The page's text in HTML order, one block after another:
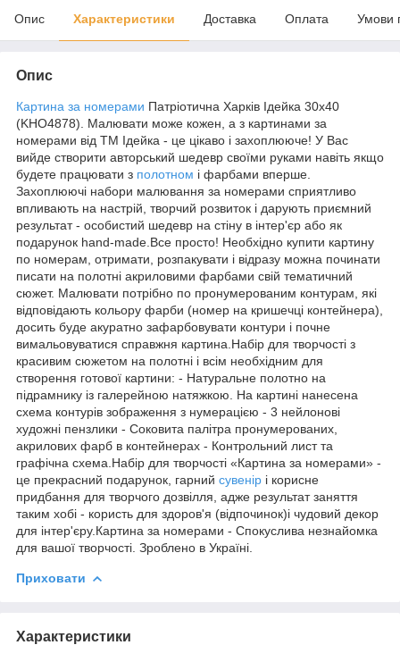
Опис Характеристики Доставка Оплата Умови
Опис
Картина за номерами Патріотична Харків Ідейка 30х40
(KHO4878). Малювати може кожен, а з картинами за
номерами від ТМ Ідейка - це цікаво і захоплююче! У Вас
вийде створити авторський шедевр своїми руками навіть якщо
будете працювати з полотном і фарбами вперше.
Захоплюючі набори малювання за номерами сприятливо
впливають на настрій, творчий розвиток і дарують приємний
результат - особистий шедевр на стіну в інтер'єр або як
подарунок hand-made.Все просто! Необхідно купити картину
по номерам, отримати, розпакувати і відразу можна починати
писати на полотні акриловими фарбами свій тематичний
сюжет. Малювати потрібно по пронумерованим контурам, які
відповідають кольору фарби (номер на кришечці контейнера),
досить буде акуратно зафарбовувати контури і почне
вимальовуватися справжня картина.Набір для творчості з
красивим сюжетом на полотні і всім необхідним для
створення готової картини: - Натуральне полотно на
підрамнику із галерейною натяжкою. На картині нанесена
схема контурів зображення з нумерацією - 3 нейлонові
художні пензлики - Соковита палітра пронумерованих,
акрилових фарб в контейнерах - Контрольний лист та
графічна схема.Набір для творчості «Картина за номерами» -
це прекрасний подарунок, гарний сувенір і корисне
придбання для творчого дозвілля, адже результат заняття
таким хобі - користь для здоров'я (відпочинок)і чудовий декор
для інтер'єру.Картина за номерами - Спокуслива незнайомка
для вашої творчості. Зроблено в Україні.
Приховати
Характеристики